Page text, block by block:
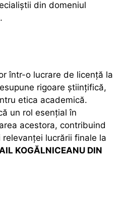
din domeniul
.
într-o lucrare de licență la
rigoare științifică,
etica academică.
un rol esențial în
acestora, contribuind
lucrării finale la
KOGĂLNICEANU DIN